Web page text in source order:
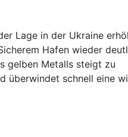
Lage in der Ukraine
Hafen wieder
gelben Metalls steigt zu
überwindet schnell eine